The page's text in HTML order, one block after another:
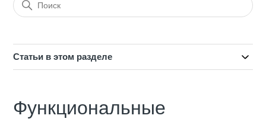
Статьи в этом разделе
Функциональные